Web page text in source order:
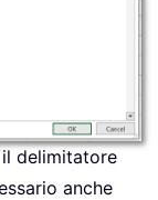
delimitatore
anche